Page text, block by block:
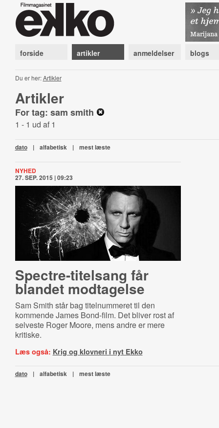
forside artikler anmeldelser blogs
Du er her:Artikler
Artikler
For tag: sam smith
1 - 1 ud af 1
dato | alfabetisk | mest læste
NYHED
27. SEP. 2015 | 09:23
Spectre-​ti­tel­sang får
blandet modtagelse
Sam Smith står bag titelnummeret til den
kommende James Bond-film. Det bliver rost af
selveste Roger Moore, mens andre er mere
kritiske.
Læs også: Krig og klovneri i nyt Ekko
dato | alfabetisk | mest læste